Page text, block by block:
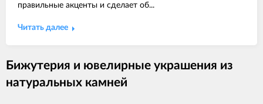
правильные акценты и сделает об...
Читать далее
Бижутерия и ювелирные украшения из
натуральных камней